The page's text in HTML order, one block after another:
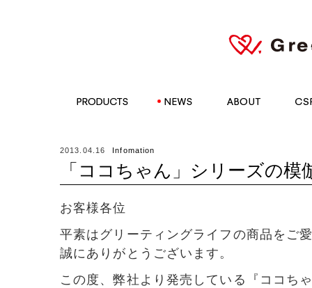
2013.04.16 Infomation
「ココちゃん」シリーズの
お客様各位
平素はグリーティングライフの商品をご
誠にありがとうございます。
この度、弊社より発売している『ココち